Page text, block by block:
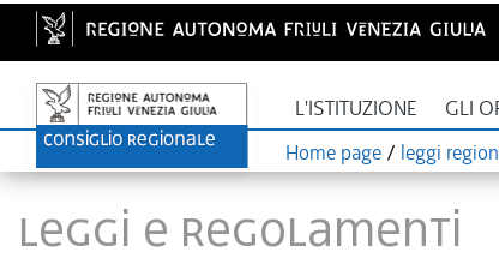
L'ISTITUZIONE GLI
Home page / leggi
LEGGI E REGOLAMENTI